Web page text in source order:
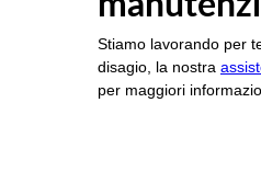
Stiamo lavorando per
disagio, la nostra
per maggiori